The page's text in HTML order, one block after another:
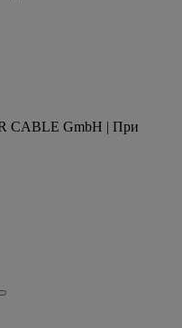
CABLE GmbH | При